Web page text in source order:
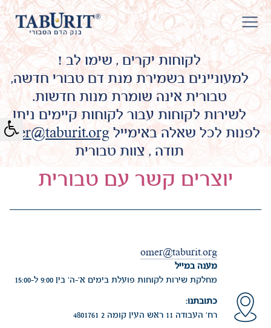
לקוחות יקרים , שימו לב !
למעוניינים בשמירת מנת דם טבורי חדשה,
טבורית אינה שומרת מנות חדשות.
לשירות לקוחות עבור לקוחות קיימים ניתן
לפנות לכל שאלה באימייל
תודה , צוות טבורית
יוצרים קשר עם טבורית
omer@taburit.org
מענה במייל
מחלקת שירות לקוחות פועלת בימים א'-ה' בין 9:00 ל-15:00
כתובתנו:
רח' העבודה 11 ראש העין קומה 2 4801761